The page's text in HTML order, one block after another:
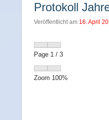
Protokoll
Veröffentlicht am 16. April
Page 1 / 3
Zoom 100%